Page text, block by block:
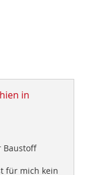
in
Baustoff
für mich kein